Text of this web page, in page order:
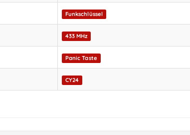
Funkschlüssel
433 MHz
Panic Taste
CY24